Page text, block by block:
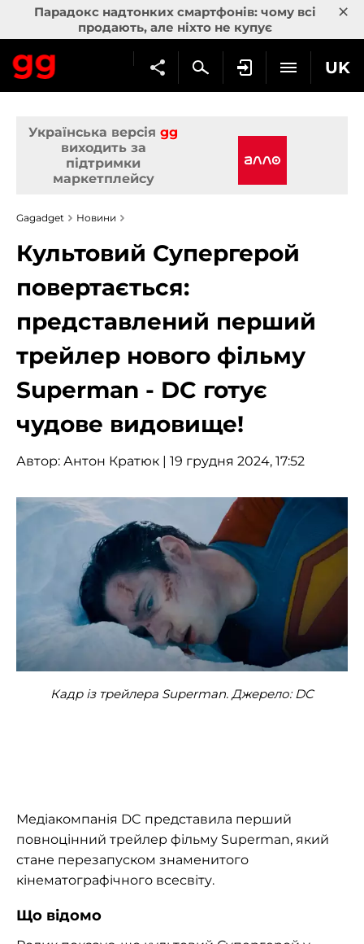
Парадокс надтонких смартфонів: чому всі
продають, але ніхто не купує
×
UK
Українська версія gg
виходить за
підтримки
маркетплейсу
Gagadget Новини
Культовий Супергерой
повертається:
представлений перший
трейлер нового фільму
Superman - DC готує
чудове видовище!
Автор: Антон Кратюк | 19 грудня 2024, 17:52
Кадр із трейлера Superman. Джерело: DC
Медіакомпанія DC представила перший
повноцінний трейлер фільму Superman, який
стане перезапуском знаменитого
кінематографічного всесвіту.
Що відомо